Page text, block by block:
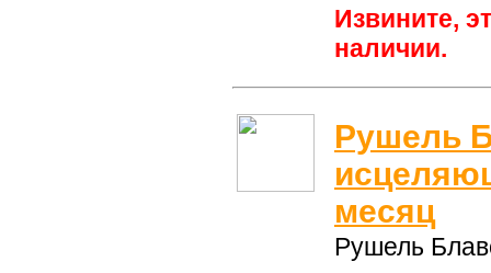
Извините,
наличии.
Рушель
месяц
Рушель